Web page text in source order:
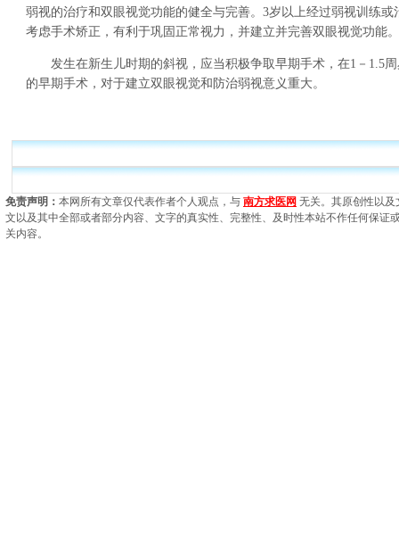
弱视的治疗和双眼视觉功能的健全与完善。3岁以上经过弱视训练
考虑手术矫正，有利于巩固正常视力，并建立并完善双眼视觉功能。
发生在新生儿时期的斜视，应当积极争取早期手术，在1－1.5周
的早期手术，对于建立双眼视觉和防治弱视意义重大。
免责声明： 本网所有文章仅代表作者个人观点，与 南方求医网 无关。其原创性以
文以及其中全部或者部分内容、文字的真实性、完整性、及时性本站不作任何保证
关内容。